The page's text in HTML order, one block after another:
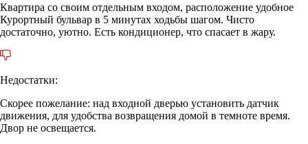
Квартира со своим отдельным входом, расположение удобное
Курортный бульвар в 5 минутах ходьбы шагом. Чисто
достаточно, уютно. Есть кондиционер, что спасает в жару.
Недостатки:
Скорее пожелание: над входной дверью установить датчик
движения, для удобства возвращения домой в темноте время.
Двор не освещается.